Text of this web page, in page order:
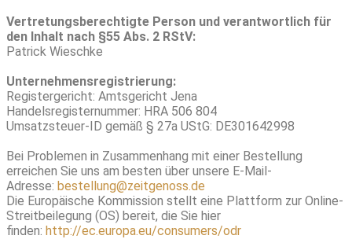
Vertretungsberechtigte Person und verantwortlich für
den Inhalt nach §55 Abs. 2 RStV:
Patrick Wieschke
Unternehmensregistrierung:
Registergericht: Amtsgericht Jena
Handelsregisternummer: HRA 506 804
Umsatzsteuer-ID gemäß § 27a UStG: DE301642998
Bei Problemen in Zusammenhang mit einer Bestellung
erreichen Sie uns am besten über unsere E-Mail-
Adresse: bestellung@zeitgenoss.de
Die Europäische Kommission stellt eine Plattform zur Online-
Streitbeilegung (OS) bereit, die Sie hier
finden: http://ec.europa.eu/consumers/odr